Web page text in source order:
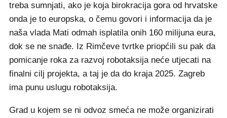
treba sumnjati, ako je koja birokracija gora od hrvatske
onda je to europska, o čemu govori i informacija da je
naša vlada Mati odmah isplatila onih 160 milijuna eura,
dok se ne snađe. Iz Rimčeve tvrtke priopćili su pak da
pomicanje roka za razvoj robotaksija neće utjecati na
finalni cilj projekta, a taj je da do kraja 2025. Zagreb
ima punu uslugu robotaksija.
Grad u kojem se ni odvoz smeća ne može organizirati